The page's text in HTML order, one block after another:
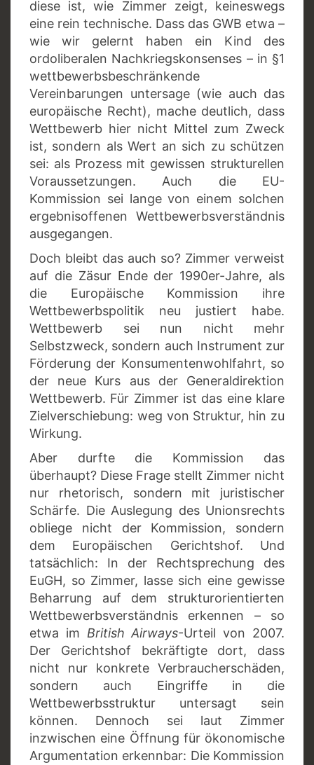
diese ist, wie Zimmer zeigt, keineswegs
eine rein technische. Dass das GWB etwa –
wie wir gelernt haben ein Kind des
ordoliberalen Nachkriegskonsenses – in §1
wettbewerbsbeschränkende
Vereinbarungen untersage (wie auch das
europäische Recht), mache deutlich, dass
Wettbewerb hier nicht Mittel zum Zweck
ist, sondern als Wert an sich zu schützen
sei: als Prozess mit gewissen strukturellen
Voraussetzungen. Auch die EU-
Kommission sei lange von einem solchen
ergebnisoffenen Wettbewerbsverständnis
ausgegangen.
Doch bleibt das auch so? Zimmer verweist
auf die Zäsur Ende der 1990er-Jahre, als
die Europäische Kommission ihre
Wettbewerbspolitik neu justiert habe.
Wettbewerb sei nun nicht mehr
Selbstzweck, sondern auch Instrument zur
Förderung der Konsumentenwohlfahrt, so
der neue Kurs aus der Generaldirektion
Wettbewerb. Für Zimmer ist das eine klare
Zielverschiebung: weg von Struktur, hin zu
Wirkung.
Aber durfte die Kommission das
überhaupt? Diese Frage stellt Zimmer nicht
nur rhetorisch, sondern mit juristischer
Schärfe. Die Auslegung des Unionsrechts
obliege nicht der Kommission, sondern
dem Europäischen Gerichtshof. Und
tatsächlich: In der Rechtsprechung des
EuGH, so Zimmer, lasse sich eine gewisse
Beharrung auf dem strukturorientierten
Wettbewerbsverständnis erkennen – so
etwa im British Airways-Urteil von 2007.
Der Gerichtshof bekräftigte dort, dass
nicht nur konkrete Verbraucherschäden,
sondern auch Eingriffe in die
Wettbewerbsstruktur untersagt sein
können. Dennoch sei laut Zimmer
inzwischen eine Öffnung für ökonomische
Argumentation erkennbar: Die Kommission